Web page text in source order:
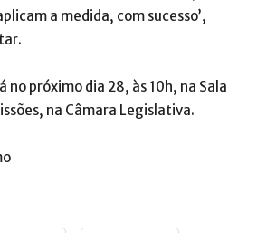
a medida, com sucesso’,
no próximo dia 28, às 10h, na Sala
na Câmara Legislativa.